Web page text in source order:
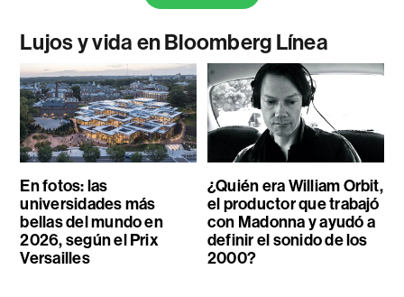
Lujos y vida en Bloomberg Línea
En fotos: las
universidades más
bellas del mundo en
2026, según el Prix
Versailles
¿Quién era William Orbit,
el productor que trabajó
con Madonna y ayudó a
definir el sonido de los
2000?